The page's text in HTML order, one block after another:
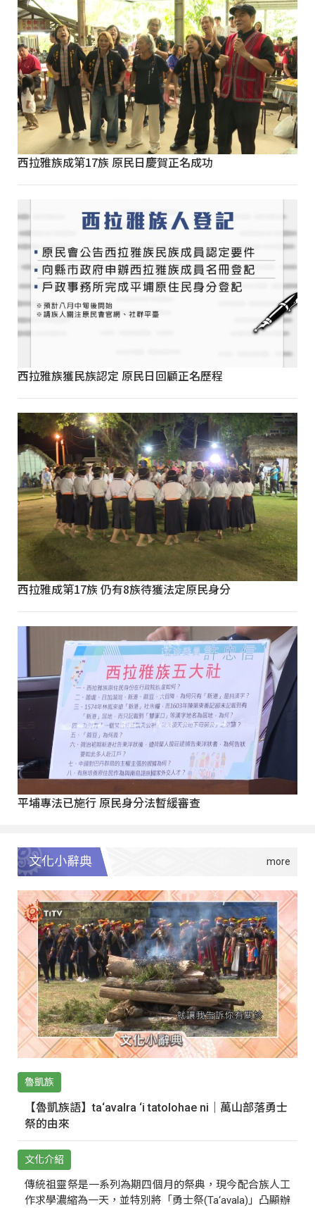
西拉雅族成第17族 原民日慶賀正名成功
西拉雅族獲民族認定 原民日回顧正名歷程
西拉雅成第17族 仍有8族待獲法定原民身分
平埔專法已施行 原民身分法暫緩審查
文化小辭典
魯凱族
【魯凱族語】ta‘avalra ‘i tatolohae ni｜萬山部落勇士
祭的由來
文化介紹
傳統祖靈祭是一系列為期四個月的祭典，現今配合族人工
作求學濃縮為一天，並特別將「勇士祭(Ta‘avala)」凸顯辦